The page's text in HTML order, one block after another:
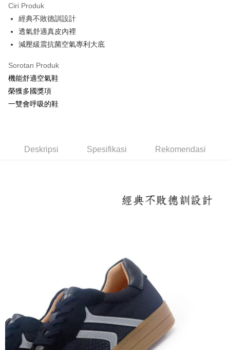
JKOPAY
Easy Wallet
Pilihan Penghantaran
NT$100/pesanan | Penghantaran percuma untuk pesanan
付款後門市自取
Penghantaran percuma
境外配送 Kadar Penghantaran
Ciri Produk
經典不敗德訓設計
透氣舒適真皮內裡
減壓緩震抗菌空氣專利大底
Sorotan Produk
機能舒適空氣鞋
榮獲多國獎項
一雙會呼吸的鞋
Deskripsi Spesifikasi Rekomendasi